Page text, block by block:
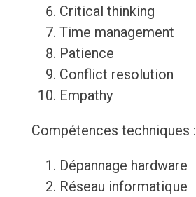
Critical thinking
Time management
Patience
Conflict resolution
Empathy
Compétences techniques :
Dépannage hardware
Réseau informatique